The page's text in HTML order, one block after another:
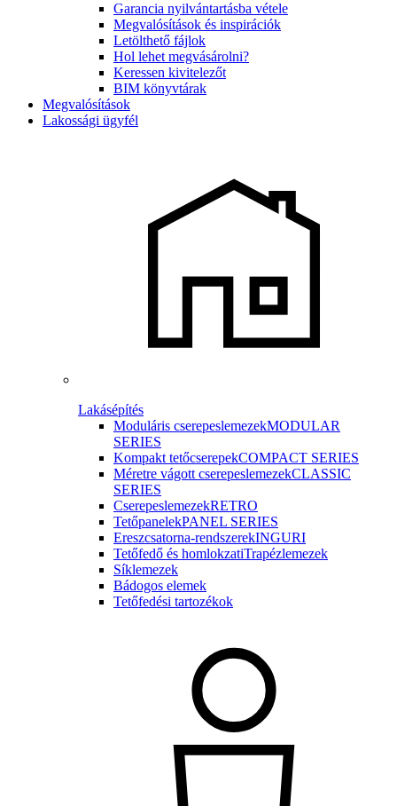
Garancia nyilvántartásba vétele
Megvalósítások és inspirációk
Letölthető fájlok
Hol lehet megvásárolni?
Keressen kivitelezőt
BIM könyvtárak
Megvalósítások
Lakossági ügyfél
Lakásépítés
Moduláris cserepeslemezekMODULAR
SERIES
Kompakt tetőcserepekCOMPACT SERIES
Méretre vágott cserepeslemezekCLASSIC
SERIES
CserepeslemezekRETRO
TetőpanelekPANEL SERIES
Ereszcsatorna-rendszerekINGURI
Tetőfedő és homlokzatiTrapézlemezek
Síklemezek
Bádogos elemek
Tetőfedési tartozékok